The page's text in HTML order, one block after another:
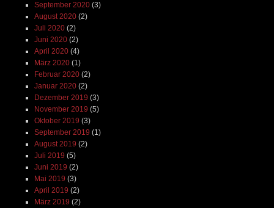
September 2020(3)
August 2020(2)
Juli 2020(2)
Juni 2020(2)
April 2020(4)
März 2020(1)
Februar 2020(2)
Januar 2020(2)
Dezember 2019 (3)
November 2019 (5)
Oktober 2019 (3)
September 2019 (1)
August 2019 (2)
Juli 2019 (5)
Juni 2019 (2)
Mai 2019 (3)
April 2019 (2)
März 2019 (2)